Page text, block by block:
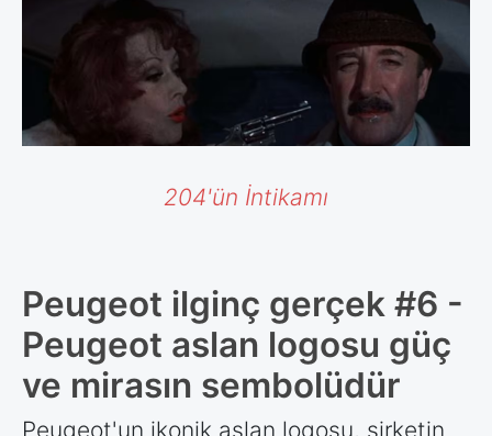
204'ün İntikamı
Peugeot ilginç gerçek #6 -
Peugeot aslan logosu güç
ve mirasın sembolüdür
Peugeot'un ikonik aslan logosu, şirketin